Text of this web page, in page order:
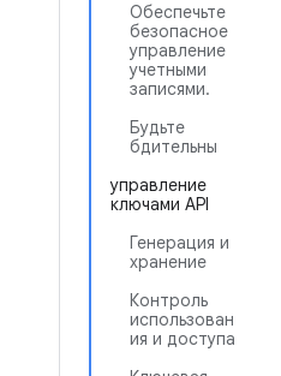
Обеспечьте
безопасное
управление
учетными
записями.
Будьте
бдительны
управление
ключами API
Генерация и
хранение
Контроль
использован
ия и доступа